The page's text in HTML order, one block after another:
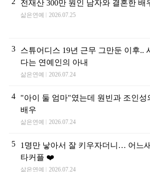
전재산 300만 원인 남자와 결혼한 배
삶은연예 2026.07.25
3
스튜어디스 19년 근무 그만둔 이후..
다는 연예인의 아내
삶은연예 2026.07.24
4
"아이 둘 엄마"였는데 원빈과 조인성
배우
삶은연예 2026.07.24
5
1명만 낳아서 잘 키우자더니… 어느
타커플 ❤️
삶은연예 2026.07.24